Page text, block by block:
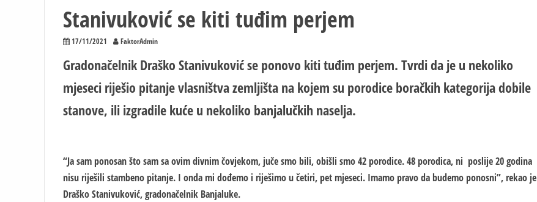
Stanivuković se kiti tuđim perjem
17/11/2021 FaktorAdmin
Gradonačelnik Draško Stanivuković se ponovo kiti tuđim perjem. Tvrdi da je u nekoliko
mjeseci riješio pitanje vlasništva zemljišta na kojem su porodice boračkih kategorija dobile
stanove, ili izgradile kuće u nekoliko banjalučkih naselja.
“Ja sam ponosan što sam sa ovim divnim čovjekom, juče smo bili, obišli smo 42 porodice. 48 porodica, ni poslije 20 godina
nisu riješili stambeno pitanje. I onda mi dođemo i riješimo u četiri, pet mjeseci. Imamo pravo da budemo ponosni”, rekao je
Draško Stanivuković, gradonačelnik Banjaluke.